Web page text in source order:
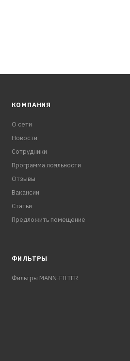
КОМПАНИЯ
О сети
Новости
Сотрудники
Программа лояльности
Отзывы
Вакансии
Статьи
Предложить помещение
ФИЛЬТРЫ
Фильтры MANN-FILTER